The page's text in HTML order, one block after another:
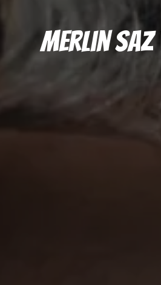
Merlin